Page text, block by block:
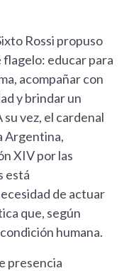
Rossi propuso
educar para
acompañar con
y brindar un
vez, el cardenal
Argentina,
XIV por las
está
de actuar
que, según
humana.
presencia